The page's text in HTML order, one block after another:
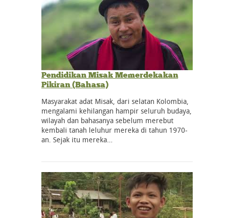
Pendidikan Misak Memerdekakan
Pikiran (Bahasa)
Masyarakat adat Misak, dari selatan Kolombia,
mengalami kehilangan hampir seluruh budaya,
wilayah dan bahasanya sebelum merebut
kembali tanah leluhur mereka di tahun 1970-
an. Sejak itu mereka…